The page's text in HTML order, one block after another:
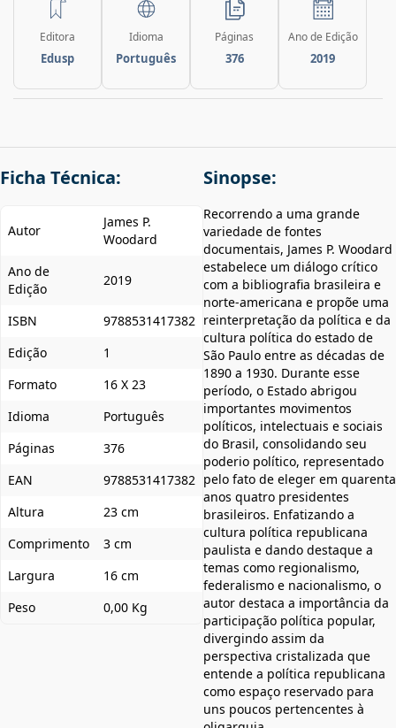
Editora
Edusp
Idioma
Português
Páginas
376
Ano de Edição
2019
Ficha Técnica:
Autor
James P.
Woodard
Ano de
Edição
2019
ISBN
9788531417382
Edição
1
Formato
16 X 23
Idioma
Português
Páginas
376
EAN
9788531417382
Altura
23 cm
Comprimento
3 cm
Largura
16 cm
Peso
0,00 Kg
Sinopse:
Recorrendo a uma grande
variedade de fontes
documentais, James P. Woodard
estabelece um diálogo crítico
com a bibliografia brasileira e
norte-americana e propõe uma
reinterpretação da política e da
cultura política do estado de
São Paulo entre as décadas de
1890 a 1930. Durante esse
período, o Estado abrigou
importantes movimentos
políticos, intelectuais e sociais
do Brasil, consolidando seu
poderio político, representado
pelo fato de eleger em quarenta
anos quatro presidentes
brasileiros. Enfatizando a
cultura política republicana
paulista e dando destaque a
temas como regionalismo,
federalismo e nacionalismo, o
autor destaca a importância da
participação política popular,
divergindo assim da
perspectiva cristalizada que
entende a política republicana
como espaço reservado para
uns poucos pertencentes à